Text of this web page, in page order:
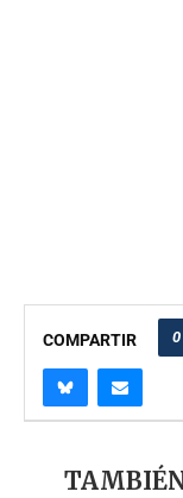
COMPARTIR 0